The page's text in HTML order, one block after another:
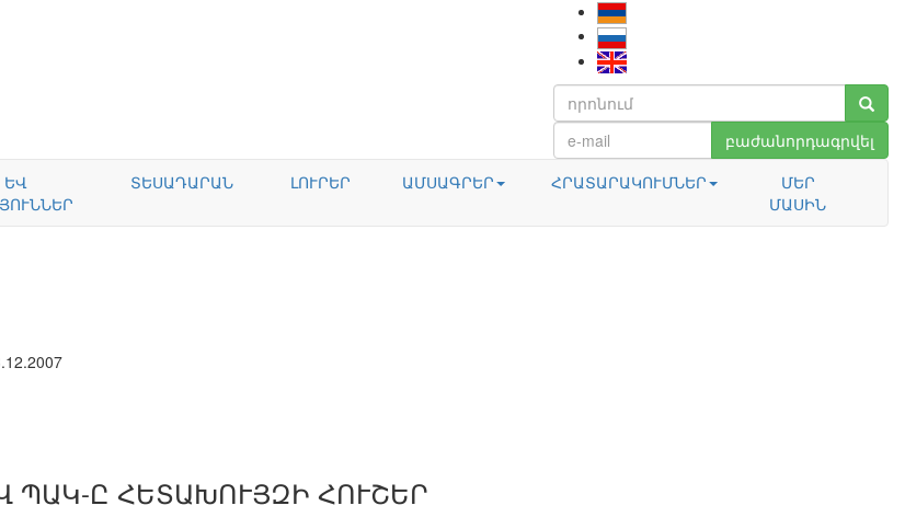
բաժանորդագրվել
ԵՎ
ՏԵՍԱԴԱՐԱՆ ԼՈՒՐԵՐ ԱՄՍԱԳՐԵՐ ՀՐԱՏԱՐԱԿՈՒՄՆԵՐ
ՄԵՐ
ՄԱՍԻՆ
ՊԱԿ-Ը ՀԵՏԱԽՈՒՅԶԻ ՀՈՒՇԵՐ